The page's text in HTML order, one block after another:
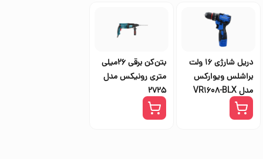
دریل شارژی 16 ولت
براشلس ویوارکس
مدل VR1608-BLX
بتن‌کن برقی 26میلی
متری رونیکس مدل
2725